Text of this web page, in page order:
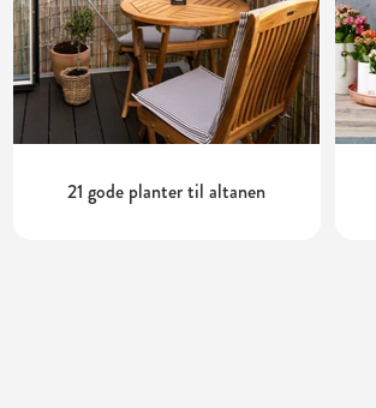
21 gode planter til altanen